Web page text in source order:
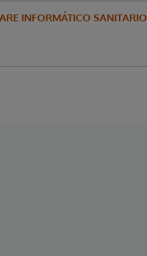
INFORMÁTICO SANITARIO